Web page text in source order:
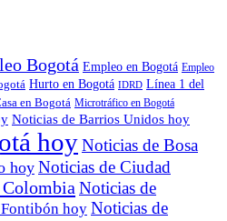
Bogotá Empleo en Bogotá Empleo
Hurto en Bogotá IDRD Línea 1 del
en Bogotá Microtráfico en Bogotá
Noticias de Barrios Unidos hoy
hoyNoticias de Bosa
hoy Noticias de Ciudad
Noticias de
hoy Noticias de